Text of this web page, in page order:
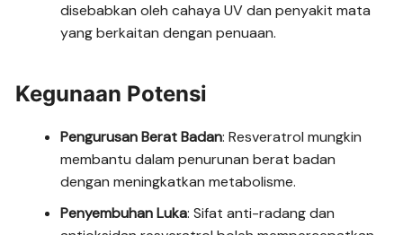
disebabkan oleh cahaya UV dan penyakit mata
yang berkaitan dengan penuaan.
Kegunaan Potensi
Pengurusan Berat Badan: Resveratrol mungkin
membantu dalam penurunan berat badan
dengan meningkatkan metabolisme.
Penyembuhan Luka: Sifat anti-radang dan